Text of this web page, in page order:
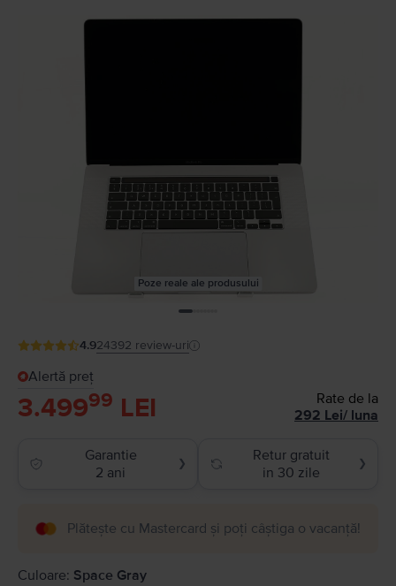
Poze reale ale produsului
4.924392 review-uri
Alertă preț
3.49999 LEI
Rate de la
292 Lei/ luna
Garantie
2 ani
❯
Retur gratuit
in 30 zile
❯
Plătește cu Mastercard și poți câștiga o vacanță!
Culoare: Space Gray